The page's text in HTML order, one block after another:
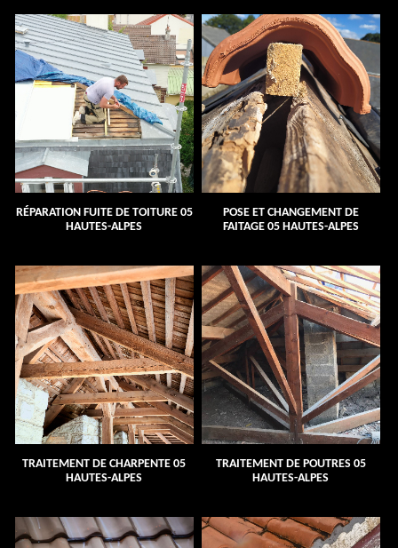
RÉPARATION FUITE DE TOITURE 05
HAUTES-ALPES
POSE ET CHANGEMENT DE
FAITAGE 05 HAUTES-ALPES
TRAITEMENT DE CHARPENTE 05
HAUTES-ALPES
TRAITEMENT DE POUTRES 05
HAUTES-ALPES